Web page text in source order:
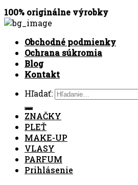
100% originálne výrobky
Obchodné podmienky
Ochrana súkromia
Blog
Kontakt
Hľadať:
ZNAČKY
PLEŤ
MAKE-UP
VLASY
PARFUM
Prihlásenie